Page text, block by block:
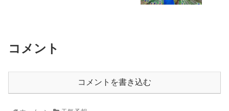
コメント
コメントを書き込む